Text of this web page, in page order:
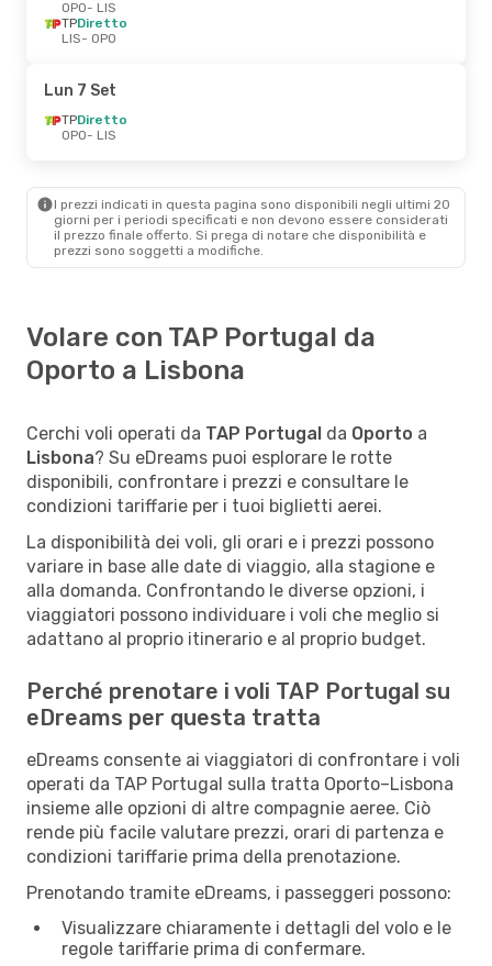
OPO- LIS
TPDiretto
LIS- OPO
Lun 7 Set
TPDiretto
OPO- LIS
I prezzi indicati in questa pagina sono disponibili negli ultimi 20
giorni per i periodi specificati e non devono essere considerati
il ​​prezzo finale offerto. Si prega di notare che disponibilità e
prezzi sono soggetti a modifiche.
Volare con TAP Portugal da
Oporto a Lisbona
Cerchi voli operati da TAP Portugal da Oporto a
Lisbona? Su eDreams puoi esplorare le rotte
disponibili, confrontare i prezzi e consultare le
condizioni tariffarie per i tuoi biglietti aerei.
La disponibilità dei voli, gli orari e i prezzi possono
variare in base alle date di viaggio, alla stagione e
alla domanda. Confrontando le diverse opzioni, i
viaggiatori possono individuare i voli che meglio si
adattano al proprio itinerario e al proprio budget.
Perché prenotare i voli TAP Portugal su
eDreams per questa tratta
eDreams consente ai viaggiatori di confrontare i voli
operati da TAP Portugal sulla tratta Oporto–Lisbona
insieme alle opzioni di altre compagnie aeree. Ciò
rende più facile valutare prezzi, orari di partenza e
condizioni tariffarie prima della prenotazione.
Prenotando tramite eDreams, i passeggeri possono:
Visualizzare chiaramente i dettagli del volo e le
regole tariffarie prima di confermare.